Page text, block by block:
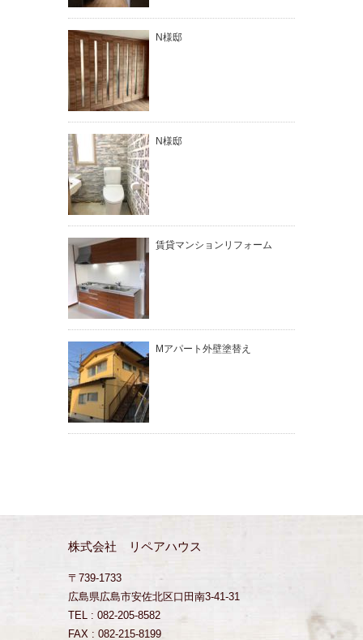
N様邸
N様邸
賃貸マンションリフォーム
Mアパート外壁塗替え
株式会社 リペアハウス
〒739-1733
広島県広島市安佐北区口田南3-41-31
TEL : 082-205-8582
FAX : 082-215-8199